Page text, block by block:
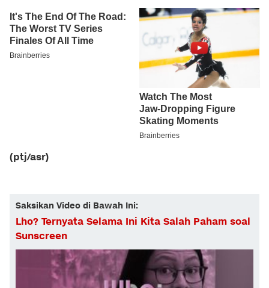
(ptj/asr)
Saksikan Video di Bawah Ini:
Lho? Ternyata Selama Ini Kita Salah Paham soal
Sunscreen